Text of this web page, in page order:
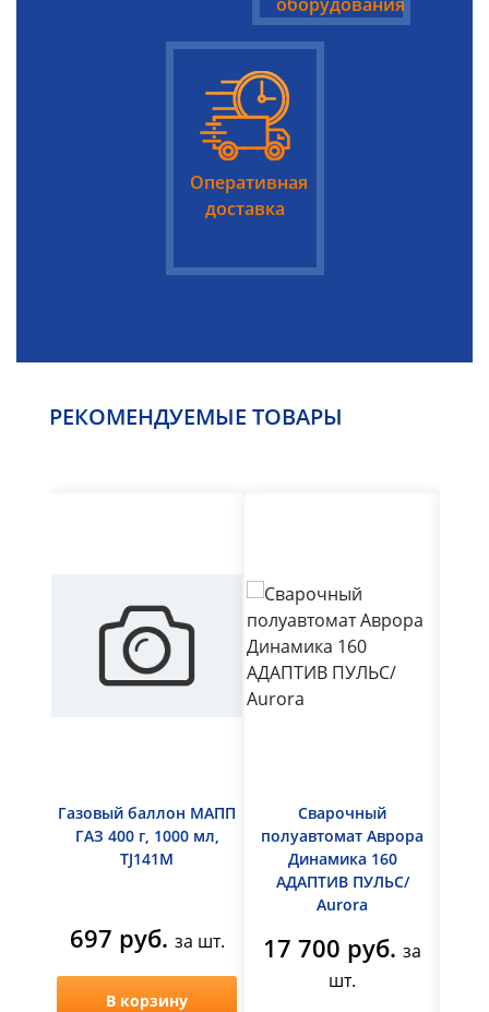
Оперативная
доставка
РЕКОМЕНДУЕМЫЕ ТОВАРЫ
Газовый баллон МАПП
ГАЗ 400 г, 1000 мл,
TJ141M
697 руб. за шт.
В корзину
Сварочный
полуавтомат Аврора
Динамика 160
АДАПТИВ ПУЛЬС/
Aurora
17 700 руб. за
шт.